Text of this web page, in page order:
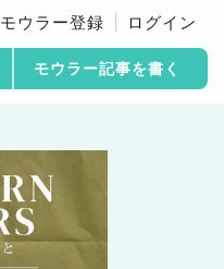
モウラー登録 ログイン
モウラー記事を書く